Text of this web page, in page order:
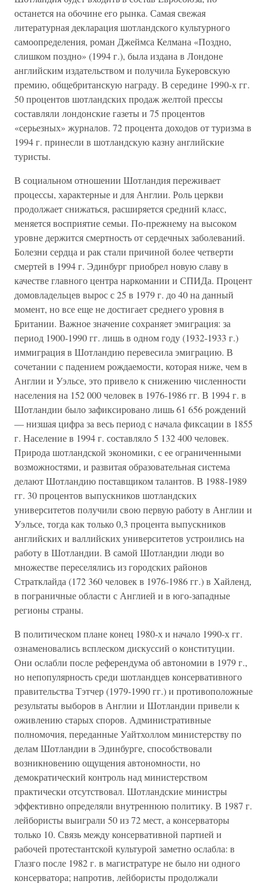
останется на обочине его рынка. Самая свежая
литературная декларация шотландского культурного
самоопределения, роман Джеймса Келмана «Поздно,
слишком поздно» (1994 г.), была издана в Лондоне
английским издательством и получила Букеровскую
премию, общебританскую награду. В середине 1990-х гг.
50 процентов шотландских продаж желтой прессы
составляли лондонские газеты и 75 процентов
«серьезных» журналов. 72 процента доходов от туризма в
1994 г. принесли в шотландскую казну английские
туристы.
В социальном отношении Шотландия переживает
процессы, характерные и для Англии. Роль церкви
продолжает снижаться, расширяется средний класс,
меняется восприятие семьи. По-прежнему на высоком
уровне держится смертность от сердечных заболеваний.
Болезни сердца и рак стали причиной более четверти
смертей в 1994 г. Эдинбург приобрел новую славу в
качестве главного центра наркомании и СПИДа. Процент
домовладельцев вырос с 25 в 1979 г. до 40 на данный
момент, но все еще не достигает среднего уровня в
Британии. Важное значение сохраняет эмиграция: за
период 1900-1990 гг. лишь в одном году (1932-1933 г.)
иммиграция в Шотландию перевесила эмиграцию. В
сочетании с падением рождаемости, которая ниже, чем в
Англии и Уэльсе, это привело к снижению численности
населения на 152 000 человек в 1976-1986 гг. В 1994 г. в
Шотландии было зафиксировано лишь 61 656 рождений
— низшая цифра за весь период с начала фиксации в 1855
г. Население в 1994 г. составляло 5 132 400 человек.
Природа шотландской экономики, с ее ограниченными
возможностями, и развитая образовательная система
делают Шотландию поставщиком талантов. В 1988-1989
гг. 30 процентов выпускников шотландских
университетов получили свою первую работу в Англии и
Уэльсе, тогда как только 0,3 процента выпускников
английских и валлийских университетов устроились на
работу в Шотландии. В самой Шотландии люди во
множестве переселялись из городских районов
Стратклайда (172 360 человек в 1976-1986 гг.) в Хайленд,
в пограничные области с Англией и в юго-западные
регионы страны.
В политическом плане конец 1980-х и начало 1990-х гг.
ознаменовались всплеском дискуссий о конституции.
Они ослабли после референдума об автономии в 1979 г.,
но непопулярность среди шотландцев консервативного
правительства Тэтчер (1979-1990 гг.) и противоположные
результаты выборов в Англии и Шотландии привели к
оживлению старых споров. Административные
полномочия, переданные Уайтхоллом министерству по
делам Шотландии в Эдинбурге, способствовали
возникновению ощущения автономности, но
демократический контроль над министерством
практически отсутствовал. Шотландские министры
эффективно определяли внутреннюю политику. В 1987 г.
лейбористы выиграли 50 из 72 мест, а консерваторы
только 10. Связь между консервативной партией и
рабочей протестантской культурой заметно ослабла: в
Глазго после 1982 г. в магистратуре не было ни одного
консерватора; напротив, лейбористы продолжали